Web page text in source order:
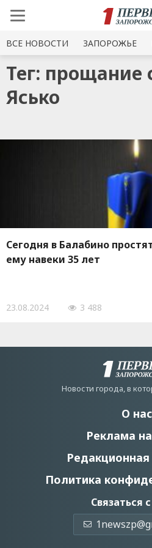
ВСЕ НОВОСТИ ЗАПОРОЖЬЕ
Тег: прощание
Ясько
Сегодня в Балабино
ему навеки 35 лет
23.08.2024 3 488
Новости города, в
О нас
Реклама
Политика
Связаться